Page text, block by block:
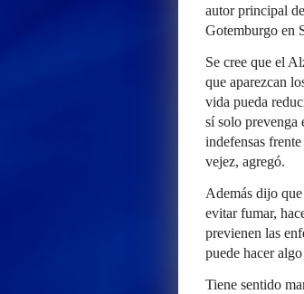
autor principal
Gotemburgo en
Se cree que el
que aparezcan
vida pueda
sí solo prevenga
indefensas
vejez, agregó.
Además dijo
evitar fumar,
previenen las
puede hacer
Tiene sentido